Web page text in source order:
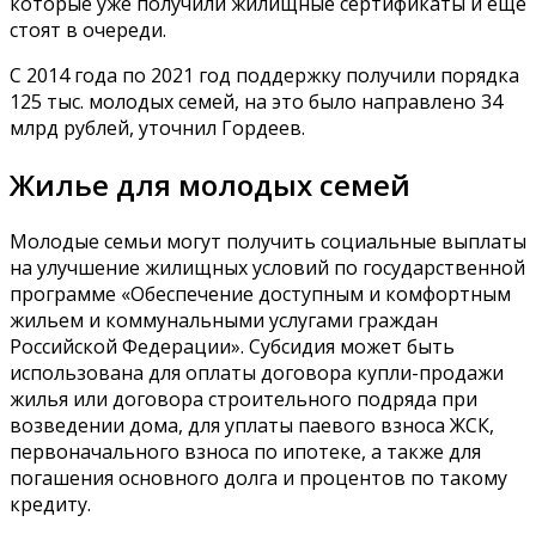
стоят в очереди.
С 2014 года по 2021 год поддержку получили порядка
125 тыс. молодых семей, на это было направлено 34
млрд рублей, уточнил Гордеев.
Жилье для молодых семей
Молодые семьи могут получить социальные выплаты
на улучшение жилищных условий по государственной
программе «Обеспечение доступным и комфортным
жильем и коммунальными услугами граждан
Российской Федерации». Субсидия может быть
использована для оплаты договора купли-продажи
жилья или договора строительного подряда при
возведении дома, для уплаты паевого взноса ЖСК,
первоначального взноса по ипотеке, а также для
погашения основного долга и процентов по такому
кредиту.